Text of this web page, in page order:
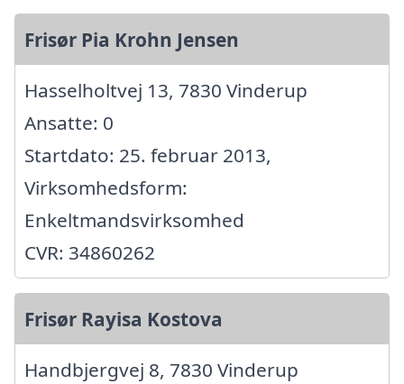
Frisør Pia Krohn Jensen
Hasselholtvej 13, 7830 Vinderup
Ansatte: 0
Startdato: 25. februar 2013,
Virksomhedsform:
Enkeltmandsvirksomhed
CVR: 34860262
Frisør Rayisa Kostova
Handbjergvej 8, 7830 Vinderup